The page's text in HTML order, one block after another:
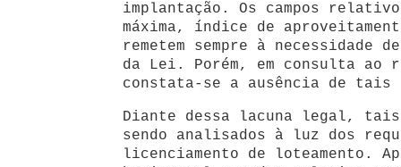
implantação. Os campos
máxima, índice de
remetem sempre à necessidade
da Lei. Porém, em consulta ao
constata-se a ausência de tais
Diante dessa lacuna legal, tais
sendo analisados à luz dos
licenciamento de loteamento.